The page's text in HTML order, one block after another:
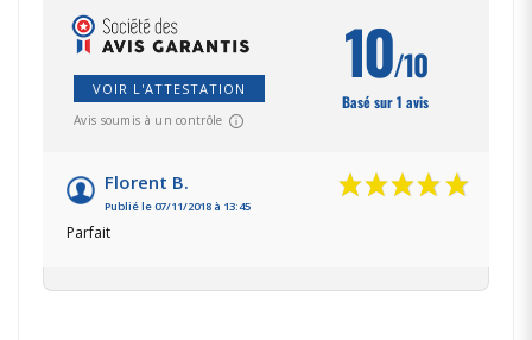
VOIR L'ATTESTATION
Avis soumis à un contrôle
10/10
Basé sur 1 avis
Florent B.
Publié le 07/11/2018 à 13:45
Parfait